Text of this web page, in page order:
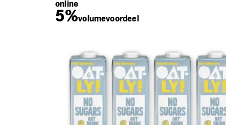
online
5%volumevoordeel